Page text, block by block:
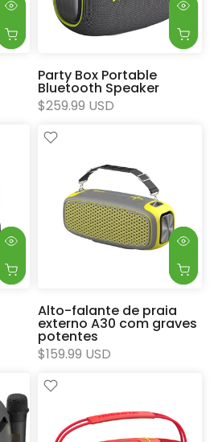
Party Box Portable
Bluetooth Speaker
$259.99 USD
Alto-falante de praia
externo A30 com graves
potentes
$159.99 USD